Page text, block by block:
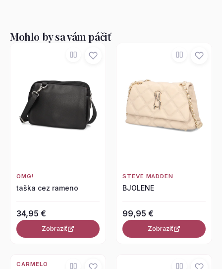
Mohlo by sa vám páčiť
OMG!
taška cez rameno
34,95 €
Zobraziť
STEVE MADDEN
BJOLENE
99,95 €
Zobraziť
CARMELO